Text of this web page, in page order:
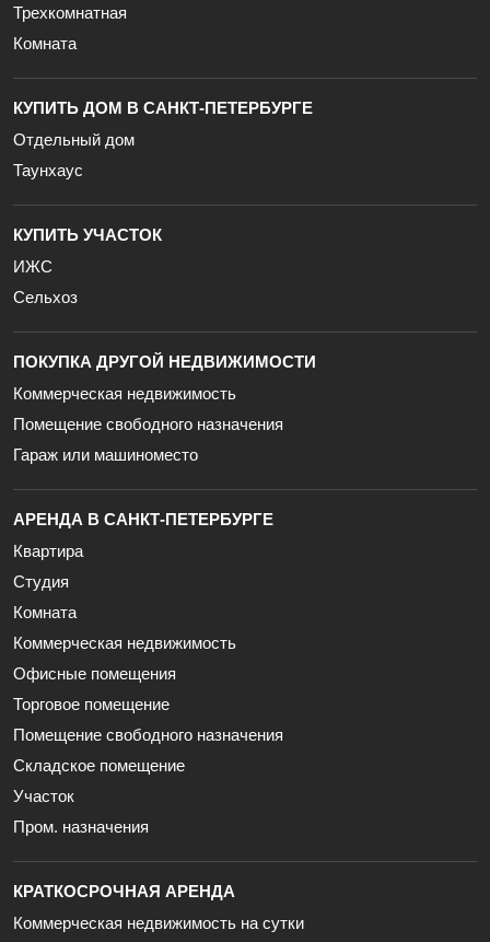
Трехкомнатная
Комната
КУПИТЬ ДОМ В САНКТ-ПЕТЕРБУРГЕ
Отдельный дом
Таунхаус
КУПИТЬ УЧАСТОК
ИЖС
Сельхоз
ПОКУПКА ДРУГОЙ НЕДВИЖИМОСТИ
Коммерческая недвижимость
Помещение свободного назначения
Гараж или машиноместо
АРЕНДА В САНКТ-ПЕТЕРБУРГЕ
Квартира
Студия
Комната
Коммерческая недвижимость
Офисные помещения
Торговое помещение
Помещение свободного назначения
Складское помещение
Участок
Пром. назначения
КРАТКОСРОЧНАЯ АРЕНДА
Коммерческая недвижимость на сутки